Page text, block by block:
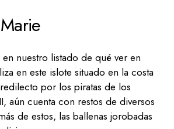
en nuestro listado de qué ver en
en este islote situado en la costa
por los piratas de los
aún cuenta con restos de diversos
de estos, las ballenas jorobadas